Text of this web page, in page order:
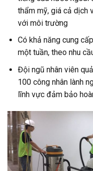
thẩm mỹ, giá cả dịch
với môi trường
Có khả năng cung
một tuần, theo nhu
Đội ngũ nhân viên
100 công nhân lành
lĩnh vực đảm bảo